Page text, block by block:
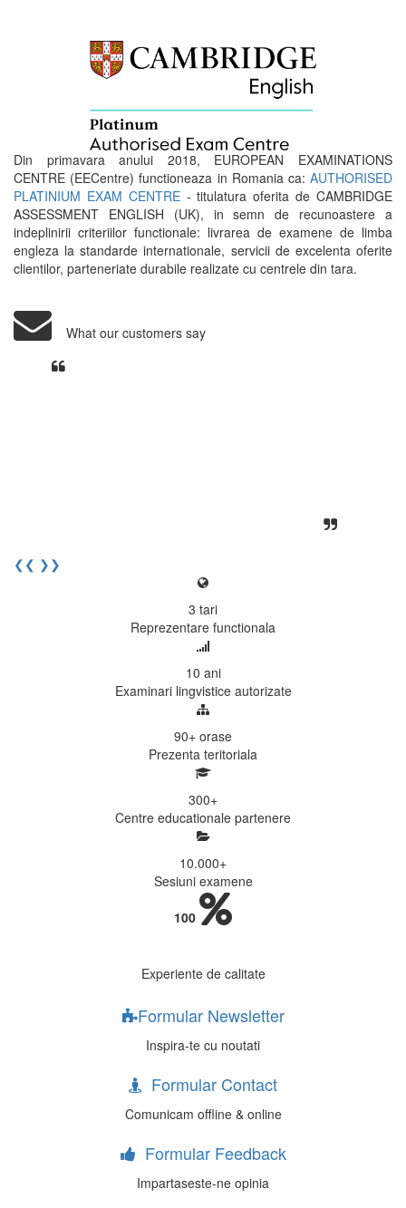
Din primavara anului 2018, EUROPEAN EXAMINATIONS
CENTRE (EECentre) functioneaza in Romania ca: AUTHORISED
PLATINIUM EXAM CENTRE- titulatura oferita de CAMBRIDGE
ASSESSMENT ENGLISH (UK), in semn de recunoastere a
indeplinirii criteriilor functionale: livrarea de examene de limba
engleza la standarde internationale, servicii de excelenta oferite
clientilor, parteneriate durabile realizate cu centrele din tara.
What our customers say
❮❮ ❯❯
3 tari
Reprezentare functionala
10 ani
Examinari lingvistice autorizate
90+ orase
Prezenta teritoriala
300+
Centre educationale partenere
10.000+
Sesiuni examene
100
Experiente de calitate
Formular Newsletter
Inspira-te cu noutati
Formular Contact
Comunicam offline & online
Formular Feedback
Impartaseste-ne opinia